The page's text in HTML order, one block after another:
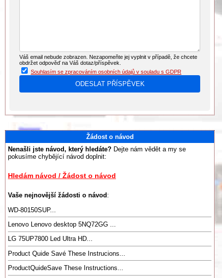
Váš email nebude zobrazen. Nezapomeňte jej vyplnit v případě, že chcete
obdržet odpověď na Váš dotaz/příspěvek.
Souhlasím se zpracováním osobních údajů v souladu s GDPR
Žádost o návod
Nenašli jste návod, který hledáte? Dejte nám vědět a my se
pokusíme chybějící návod doplnit:
Hledám návod / Žádost o návod
Vaše nejnovější žádosti o návod :
WD-80150SUP...
Lenovo Lenovo desktop 5NQ72GG ...
LG 75UP7800 Led Ultra HD...
Product Quide Savé These Instrucions...
ProductQuideSave These Instructions...